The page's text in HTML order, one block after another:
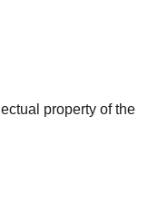
property of the